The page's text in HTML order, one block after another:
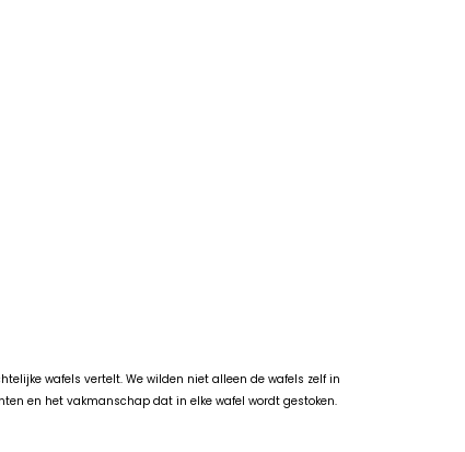
wafels vertelt. We wilden niet alleen de wafels zelf in
en het vakmanschap dat in elke wafel wordt gestoken.